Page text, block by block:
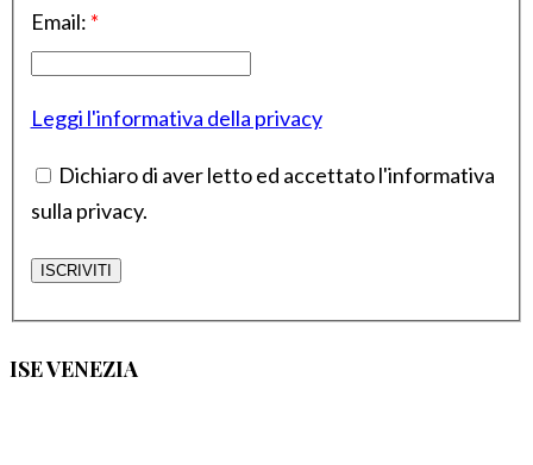
Email: *
Leggi l'informativa della privacy
Dichiaro di aver letto ed accettato l'informativa
sulla privacy.
ISE VENEZIA